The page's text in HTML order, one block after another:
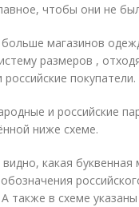
чтобы они не
магазинов
размеров ,
покупатели.
и российские
ниже схеме.
какая буквенная
также в схеме